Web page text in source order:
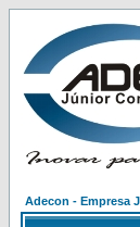
Adecon - Empresa